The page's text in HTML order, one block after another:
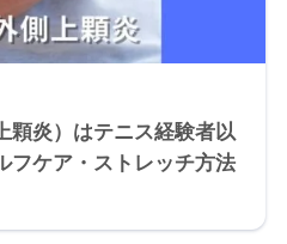
顆炎）はテニス経験者以
フケア・ストレッチ方法